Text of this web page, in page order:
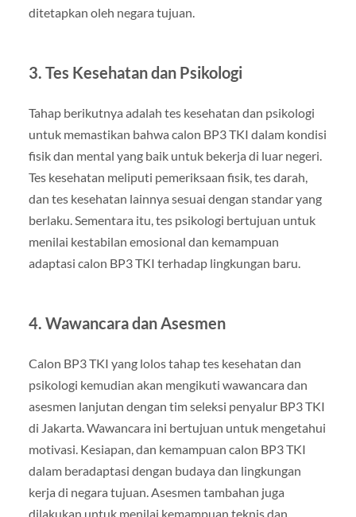
ditetapkan oleh negara tujuan.
3. Tes Kesehatan dan Psikologi
Tahap berikutnya adalah tes kesehatan dan psikologi
untuk memastikan bahwa calon BP3 TKI dalam kondisi
fisik dan mental yang baik untuk bekerja di luar negeri.
Tes kesehatan meliputi pemeriksaan fisik, tes darah,
dan tes kesehatan lainnya sesuai dengan standar yang
berlaku. Sementara itu, tes psikologi bertujuan untuk
menilai kestabilan emosional dan kemampuan
adaptasi calon BP3 TKI terhadap lingkungan baru.
4. Wawancara dan Asesmen
Calon BP3 TKI yang lolos tahap tes kesehatan dan
psikologi kemudian akan mengikuti wawancara dan
asesmen lanjutan dengan tim seleksi penyalur BP3 TKI
di Jakarta. Wawancara ini bertujuan untuk mengetahui
motivasi. Kesiapan, dan kemampuan calon BP3 TKI
dalam beradaptasi dengan budaya dan lingkungan
kerja di negara tujuan. Asesmen tambahan juga
dilakukan untuk menilai kemampuan teknis dan